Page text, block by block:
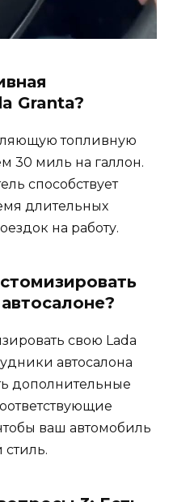
Granta?
топливную
30 миль на галлон.
способствует
длительных
на работу.
свою Lada
автосалона
дополнительные
ваш автомобиль